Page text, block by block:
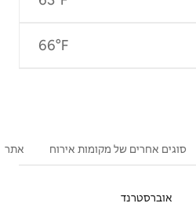
אתרים פופולריים בקרבת מקום